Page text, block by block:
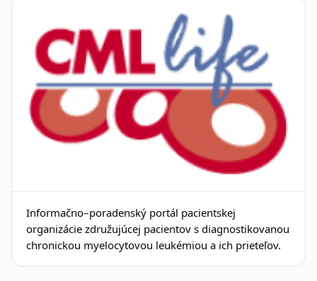
Informačno–poradenský portál pacientskej
organizácie združujúcej pacientov s diagnostikovanou
chronickou myelocytovou leukémiou a ich prieteľov.